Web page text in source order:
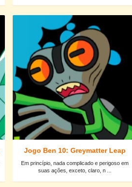
Jogo Ben 10: Greymatter Leap
Em princípio, nada complicado e perigoso em
suas ações, exceto, claro, n ...